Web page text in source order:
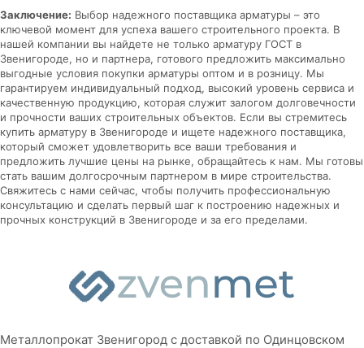
Заключение: Выбор надежного поставщика арматуры – это
ключевой момент для успеха вашего строительного проекта. В
нашей компании вы найдете не только арматуру ГОСТ в
Звенигороде, но и партнера, готового предложить максимально
выгодные условия покупки арматуры оптом и в розницу. Мы
гарантируем индивидуальный подход, высокий уровень сервиса и
качественную продукцию, которая служит залогом долговечности
и прочности ваших строительных объектов. Если вы стремитесь
купить арматуру в Звенигороде и ищете надежного поставщика,
который сможет удовлетворить все ваши требования и
предложить лучшие цены на рынке, обращайтесь к нам. Мы готовы
стать вашим долгосрочным партнером в мире строительства.
Свяжитесь с нами сейчас, чтобы получить профессиональную
консультацию и сделать первый шаг к построению надежных и
прочных конструкций в Звенигороде и за его пределами.
Металлопрокат Звенигород с доставкой по Одинцовском